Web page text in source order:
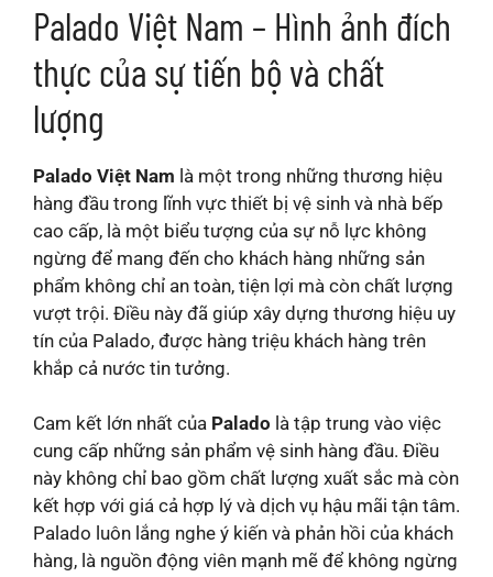
Palado Việt Nam – Hình ảnh đích
thực của sự tiến bộ và chất
lượng
Palado Việt Nam là một trong những thương hiệu
hàng đầu trong lĩnh vực thiết bị vệ sinh và nhà bếp
cao cấp, là một biểu tượng của sự nỗ lực không
ngừng để mang đến cho khách hàng những sản
phẩm không chỉ an toàn, tiện lợi mà còn chất lượng
vượt trội. Điều này đã giúp xây dựng thương hiệu uy
tín của Palado, được hàng triệu khách hàng trên
khắp cả nước tin tưởng.
Cam kết lớn nhất của Palado là tập trung vào việc
cung cấp những sản phẩm vệ sinh hàng đầu. Điều
này không chỉ bao gồm chất lượng xuất sắc mà còn
kết hợp với giá cả hợp lý và dịch vụ hậu mãi tận tâm.
Palado luôn lắng nghe ý kiến và phản hồi của khách
hàng, là nguồn động viên mạnh mẽ để không ngừng